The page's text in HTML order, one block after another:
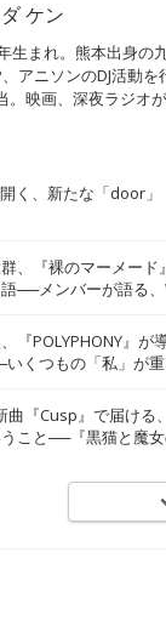
ケン
生まれ。熊本出身の
、アニソンのDJ活動
。映画、深夜ラジオが
く、新たな「door」
、『裸のマーメード
──メンバーが語る、
『POLYPHONY』が
くつもの「私」が
曲『Cusp』で届ける
こと──『黒猫と魔